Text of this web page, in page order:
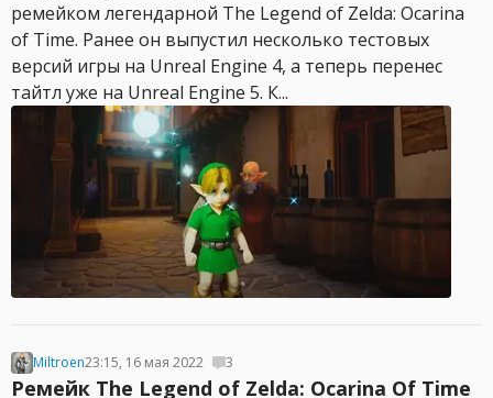
ремейком легендарной The Legend of Zelda: Ocarina
of Time. Ранее он выпустил несколько тестовых
версий игры на Unreal Engine 4, а теперь перенес
тайтл уже на Unreal Engine 5. К...
Miltroen23:15, 16 мая 2022 3
Ремейк The Legend of Zelda: Ocarina Of Time